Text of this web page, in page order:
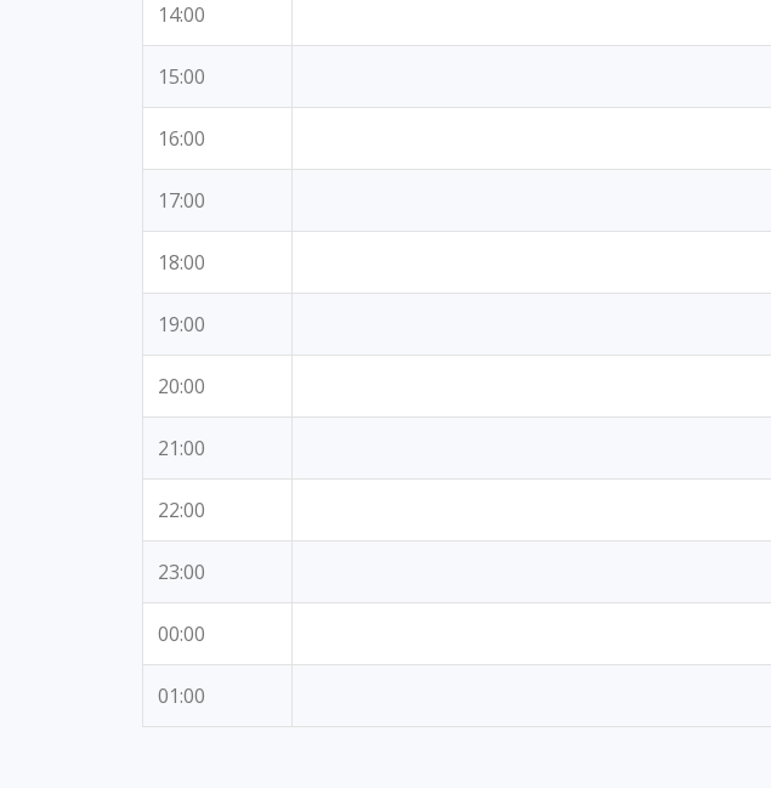
14:00
15:00
16:00
17:00
18:00
19:00
20:00
21:00
22:00
23:00
00:00
01:00